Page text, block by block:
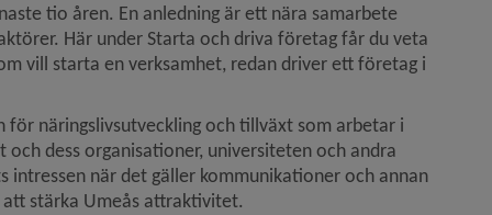
tio åren. En anledning är ett nära samarbete
Här under Starta och driva företag får du veta
vill starta en verksamhet, redan driver ett företag i
näringslivsutveckling och tillväxt som arbetar i
dess organisationer, universiteten och andra
intressen när det gäller kommunikationer och annan
stärka Umeås attraktivitet.